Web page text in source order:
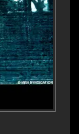
عن الموقع
ENGLISH